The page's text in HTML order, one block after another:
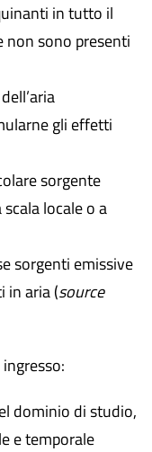
in tutto il
non sono presenti
gli effetti
sorgente
locale o a
sorgenti emissive
in aria (source
dominio di studio,
e temporale